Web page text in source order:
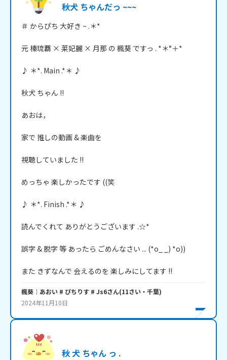
秋犬 ちゃんだっ ~~~
＃ からぴち 大好き ~ .＊*
元 榛琉覇 × 莱妃麗 × 月那 の 楓葵 ですっ . *＊°＋*
♪ ＊*. Main .*＊ ♪
秋犬 ちゃん !!
あおは，
家で 推しの動画 & 楽曲を
視聴していました !!
めっちゃ 楽しかったです ((笑
♪ ＊*. Finish .*＊ ♪
読んでくれて ありがとうございます .☆*
誤字 & 脱字 等 あったら ごめんなさい ... (*o_ _) *o))
楓葵￤あおい # ぴちりす # Js6さん(11さい・ 千葉)
2024年11月10日
秋 犬 ちゃん っ .